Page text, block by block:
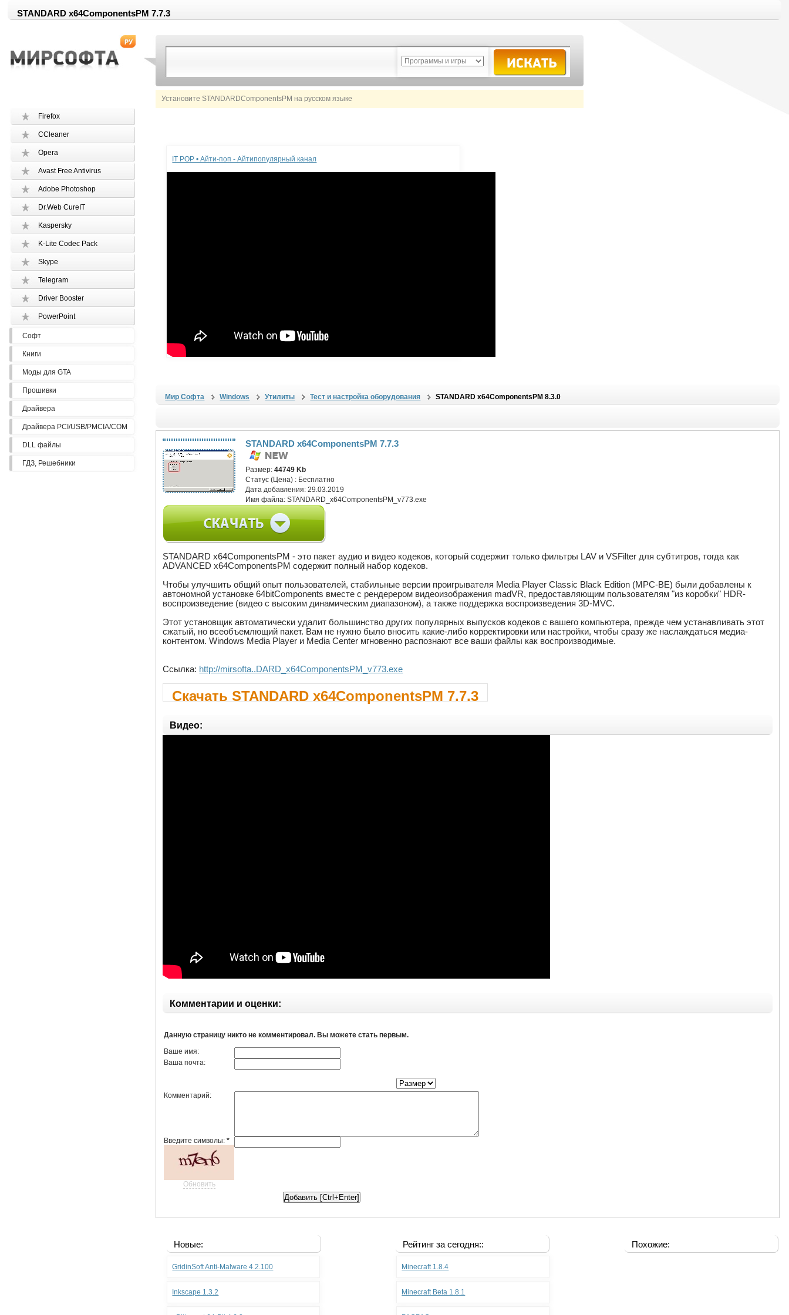
STANDARD x64ComponentsPM 7.7.3
Установите STANDARDComponentsPM на русском языке
Firefox
CCleaner
Opera
Avast Free Antivirus
Adobe Photoshop
Dr.Web CureIT
Kaspersky
K-Lite Codec Pack
Skype
Telegram
Driver Booster
PowerPoint
Софт
Книги
Моды для GTA
Прошивки
Драйвера
Драйвера PCI/USB/PMCIA/COM
DLL файлы
ГДЗ, Решебники
IT POP • Айти-поп - Айтипопулярный канал
Мир Софта Windows Утилиты Тест и настройка оборудования STANDARD x64ComponentsPM 8.3.0
STANDARD x64ComponentsPM 7.7.3
Размер:44749 Kb
Статус (Цена) : Бесплатно
Дата добавления:29.03.2019
Имя файла:STANDARD_x64ComponentsPM_v773.exe
STANDARD x64ComponentsPM - это пакет аудио и видео кодеков, который содержит только фильтры LAV и VSFilter для субтитров, тогда как
ADVANCED x64ComponentsPM содержит полный набор кодеков.
Чтобы улучшить общий опыт пользователей, стабильные версии проигрывателя Media Player Classic Black Edition (MPC-BE) были добавлены к
автономной установке 64bitComponents вместе с рендерером видеоизображения madVR, предоставляющим пользователям "из коробки" HDR-
воспроизведение (видео с высоким динамическим диапазоном), а также поддержка воспроизведения 3D-MVC.
Этот установщик автоматически удалит большинство других популярных выпусков кодеков с вашего компьютера, прежде чем устанавливать этот
сжатый, но всеобъемлющий пакет. Вам не нужно было вносить какие-либо корректировки или настройки, чтобы сразу же наслаждаться медиа-
контентом. Windows Media Player и Media Center мгновенно распознают все ваши файлы как воспроизводимые.
Ссылка: http://mirsofta..DARD_x64ComponentsPM_v773.exe
Скачать STANDARD x64ComponentsPM 7.7.3
Видео:
Комментарии и оценки:
Данную страницу никто не комментировал. Вы можете стать первым.
Ваше имя:
Ваша почта:
Комментарий:
Введите символы:*
Обновить
Новые:
GridinSoft Anti-Malware 4.2.100
Inkscape 1.3.2
Рейтинг за сегодня::
Minecraft 1.8.4
Minecraft Beta 1.8.1
Похожие: